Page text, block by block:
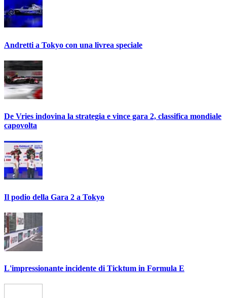
Andretti a Tokyo con una livrea speciale
De Vries indovina la strategia e vince gara 2, classifica mondiale
capovolta
Il podio della Gara 2 a Tokyo
L'impressionante incidente di Ticktum in Formula E